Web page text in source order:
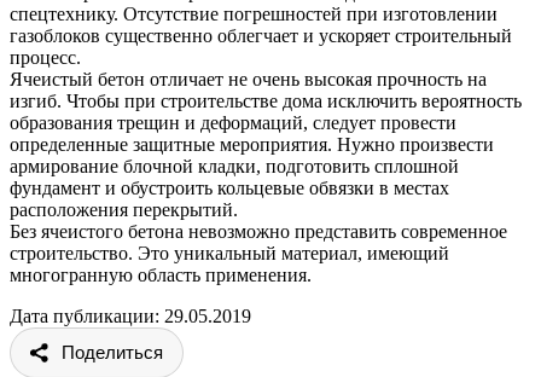
спецтехнику. Отсутствие погрешностей при изготовлении
газоблоков существенно облегчает и ускоряет строительный
процесс.
Ячеистый бетон отличает не очень высокая прочность на
изгиб. Чтобы при строительстве дома исключить вероятность
образования трещин и деформаций, следует провести
определенные защитные мероприятия. Нужно произвести
армирование блочной кладки, подготовить сплошной
фундамент и обустроить кольцевые обвязки в местах
расположения перекрытий.
Без ячеистого бетона невозможно представить современное
строительство. Это уникальный материал, имеющий
многогранную область применения.
Дата публикации: 29.05.2019
Поделиться